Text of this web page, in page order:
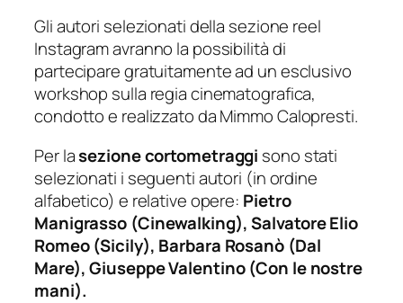
Gli autori selezionati della sezione reel
Instagram avranno la possibilità di
partecipare gratuitamente ad un esclusivo
workshop sulla regia cinematografica,
condotto e realizzato da Mimmo Calopresti.
Per lasezione cortometraggi sono stati
selezionati i seguenti autori (in ordine
alfabetico) e relative opere: Pietro
Manigrasso (Cinewalking), Salvatore Elio
Romeo (Sicily), Barbara Rosanò (Dal
Mare), Giuseppe Valentino (Con le nostre
mani).